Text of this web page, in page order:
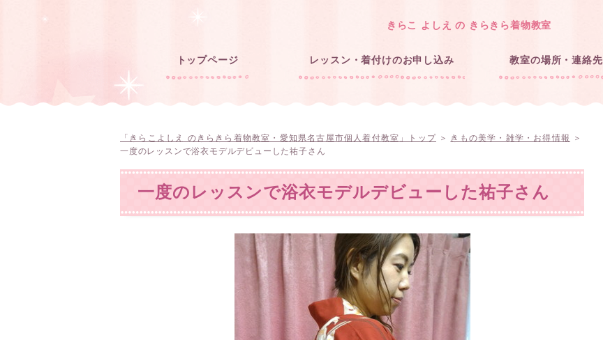
きらこ よしえ の きらきら着物教室
トップページ レッスン・着付けのお申し込み 教室の場所・連絡先
「きらこよしえ のきらきら着物教室・愛知県名古屋市個人着付教室」トップ ＞ きもの美学・雑学・お得情報
＞
一度のレッスンで浴衣モデルデビューした祐子さん
一度のレッスンで浴衣モデルデビューした祐子さん